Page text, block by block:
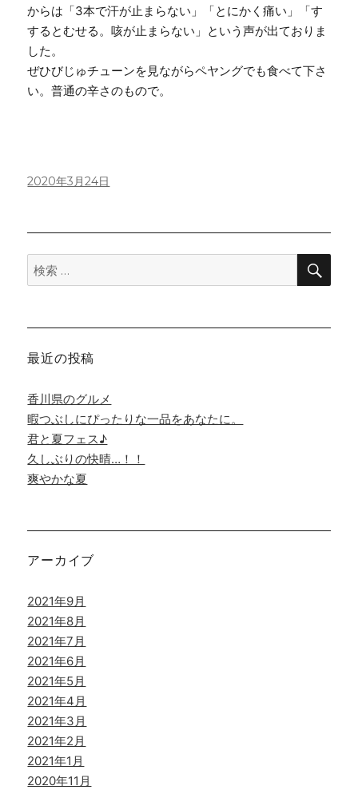
からは「3本で汗が止まらない」「とにかく痛い」「す
するとむせる。咳が止まらない」という声が出ておりま
した。
ぜひびじゅチューンを見ながらペヤングでも食べて下さ
い。普通の辛さのもので。
投
2020年3月24日
検
索:
検
最近の投稿
香川県のグルメ
暇つぶしにぴったりな一品をあなたに。
君と夏フェス♪
久しぶりの快晴…！！
爽やかな夏
アーカイブ
2021年9月
2021年8月
2021年7月
2021年6月
2021年5月
2021年4月
2021年3月
2021年2月
2021年1月
2020年11月